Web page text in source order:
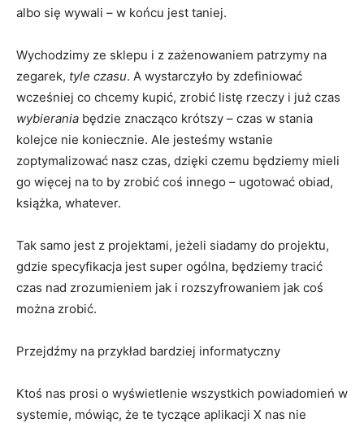
albo się wywali – w końcu jest taniej.
Wychodzimy ze sklepu i z zażenowaniem patrzymy na
zegarek, tyle czasu. A wystarczyło by zdefiniować
wcześniej co chcemy kupić, zrobić listę rzeczy i już czas
wybierania będzie znacząco krótszy – czas w stania
kolejce nie koniecznie. Ale jesteśmy wstanie
zoptymalizować nasz czas, dzięki czemu będziemy mieli
go więcej na to by zrobić coś innego – ugotować obiad,
książka, whatever.
Tak samo jest z projektami, jeżeli siadamy do projektu,
gdzie specyfikacja jest super ogólna, będziemy tracić
czas nad zrozumieniem jak i rozszyfrowaniem jak coś
można zrobić.
Przejdźmy na przykład bardziej informatyczny
Ktoś nas prosi o wyświetlenie wszystkich powiadomień w
systemie, mówiąc, że te tyczące aplikacji X nas nie